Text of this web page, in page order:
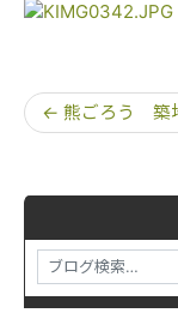
← 熊ごろう 築